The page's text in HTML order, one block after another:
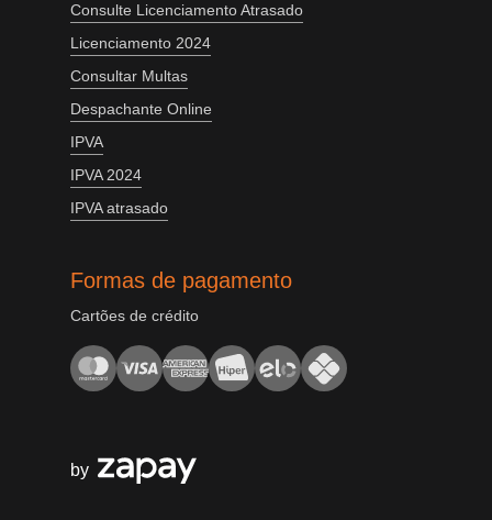
Consulte Licenciamento Atrasado
Licenciamento 2024
Consultar Multas
Despachante Online
IPVA
IPVA 2024
IPVA atrasado
Formas de pagamento
Cartões de crédito
by